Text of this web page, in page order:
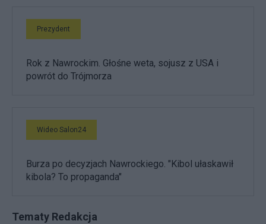
Prezydent
Rok z Nawrockim. Głośne weta, sojusz z USA i
powrót do Trójmorza
Wideo Salon24
Burza po decyzjach Nawrockiego. "Kibol ułaskawił
kibola? To propaganda"
Tematy Redakcja